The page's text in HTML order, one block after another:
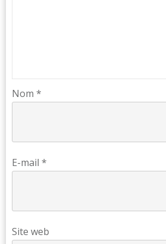
Nom *
E-mail *
Site web